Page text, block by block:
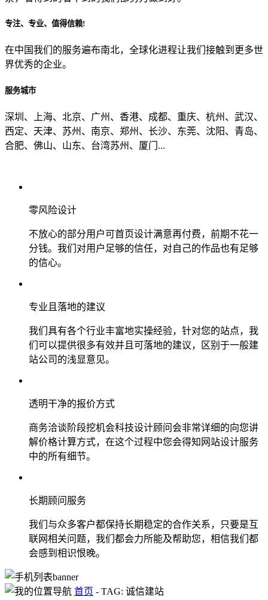
专注、专业、值得信赖!
在中国我们的服务遍布南北，全球化进程让我们接触到更多世
界优秀的企业。
服务城市
深圳、上海、北京、广州、香港、成都、重庆、杭州、武汉、
西定、天津、苏州、南京、郑州、长沙、东莞、沈阳、青岛、
合肥、佛山、山东、台湾苏州、厦门...
零风险设计
不放心的部分用户可首页设计满意再付费，前期不花一
分钱。我们对用户足够的信任，对自己的作品也有足够
的信心。
专业且落地的建议
我们具有各个行业丰富地实操经验，针对您的站点，我
们可以提供很多有效并且可落地的建议，区别于一般建
站公司的浅显意见。
透明干净的报价方式
商务洽谈阶段挖机会科技设计顾问会非常详细的向您讲
解价格计算方式，在这个过程中您会得知网站设计服务
中的所有细节。
长期顾问服务
我们与众多客户都保持长期稳定的合作关系，只要是互
联网相关问题，我们都会力所能及帮助您，相信我们都
会感到相识恨晚。
首页 - TAG: 诚信建站